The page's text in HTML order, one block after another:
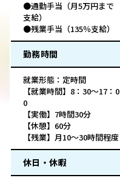
●通勤手当（月5万円まで
支給）
●残業手当（135％支給）
勤務時間
就業形態：定時間
【就業時間】8：30～17：0
0
【実働】7時間30分
【休憩】60分
【残業】月10～30時間程度
休日・休暇